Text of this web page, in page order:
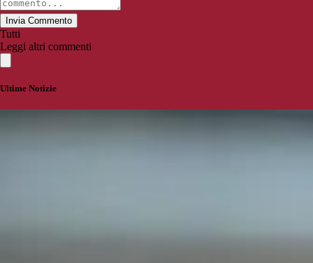
Invia Commento
Tutti
Leggi altri commenti
Ultime Notizie